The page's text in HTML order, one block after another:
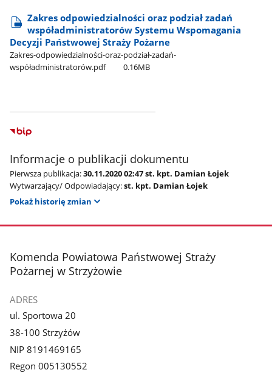
Zakres odpowiedzialności oraz podział zadań
współadministratorów Systemu Wspomagania
Decyzji Państwowej Straży Pożarne
Zakres-odpowiedzialności-oraz-podział-zadań-
współadministratorów.pdf
0.16MB
Informacje o publikacji dokumentu
Pierwsza publikacja:30.11.2020 02:47 st. kpt. Damian Łojek
Wytwarzający/ Odpowiadający:st. kpt. Damian Łojek
Pokaż historię zmian
stopka
Komenda Powiatowa Państwowej Straży
Pożarnej w Strzyżowie
ADRES
ul. Sportowa 20
38-100 Strzyżów
NIP 8191469165
Regon 005130552